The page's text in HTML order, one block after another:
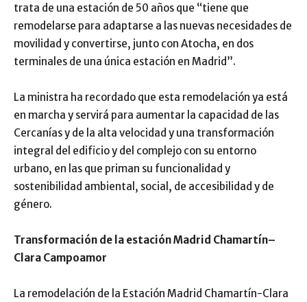
trata de una estación de 50 años que “tiene que
remodelarse para adaptarse a las nuevas necesidades de
movilidad y convertirse, junto con Atocha, en dos
terminales de una única estación en Madrid”.
La ministra ha recordado que esta remodelación ya está
en marcha y servirá para aumentar la capacidad de las
Cercanías y de la alta velocidad y una transformación
integral del edificio y del complejo con su entorno
urbano, en las que priman su funcionalidad y
sostenibilidad ambiental, social, de accesibilidad y de
género.
Transformación de la estación Madrid Chamartín–
Clara Campoamor
La remodelación de la Estación Madrid Chamartín-Clara